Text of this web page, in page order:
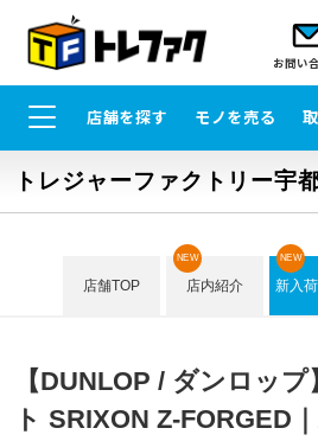
お問い
店舗を探す モノを売る
トレジャーファクトリー宇
店舗TOP 店内紹介
NEW
新入
NEW
【DUNLOP / ダンロッ
ト SRIXON Z-FORGED